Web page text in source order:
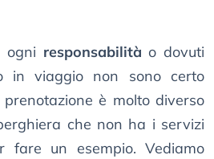
ogni responsabilità o dovuti
in viaggio non sono certo
prenotazione è molto diverso
che non ha i servizi
fare un esempio. Vediamo